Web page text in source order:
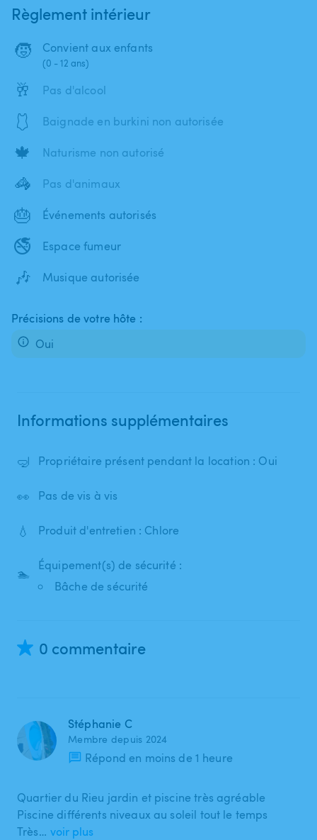
Règlement intérieur
🧒 Convient aux enfants
(0 - 12 ans)
🥂 Pas d'alcool
🩱 Baignade en burkini non autorisée
🍁 Naturisme non autorisé
🦓 Pas d'animaux
🎂 Événements autorisés
🚭 Espace fumeur
🎶 Musique autorisée
Précisions de votre hôte :
Oui
Informations supplémentaires
🤿 Propriétaire présent pendant la location : Oui
👀 Pas de vis à vis
💧 Produit d'entretien : Chlore
🏊
Équipement(s) de sécurité :
Bâche de sécurité
0 commentaire
Stéphanie C
Membre depuis 2024
Répond en moins de 1 heure
Quartier du Rieu jardin et piscine très agréable
Piscine différents niveaux au soleil tout le temps
Très… voir plus